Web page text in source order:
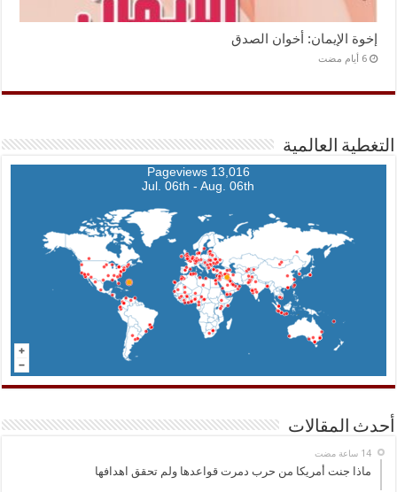
إخوة الإيمان: أخوان الصدق
‏6 أيام مضت
التغطية العالمية
13,016 Pageviews
Jul. 06th - Aug. 06th
أحدث المقالات
‏14 ساعة مضت
ماذا جنت أمريكا من حرب دمرت قواعدها ولم تحقق اهدافها